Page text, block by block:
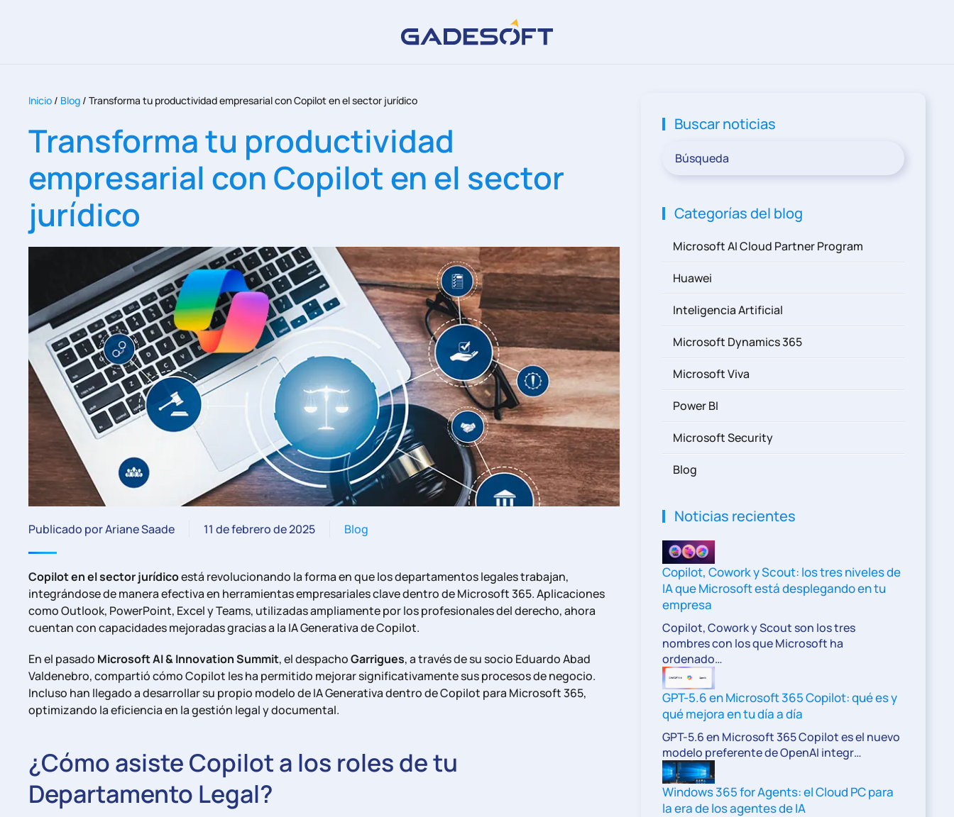
Inicio / Blog / Transforma tu productividad empresarial con Copilot en el sector jurídico
Transforma tu productividad
empresarial con Copilot en el sector
jurídico
Publicado por Ariane Saade 11 de febrero de 2025 Blog
Copilot en el sector jurídicoestá revolucionando la forma en que los departamentos legales trabajan,
integrándose de manera efectiva en herramientas empresariales clave dentro de Microsoft 365. Aplicaciones
como Outlook, PowerPoint, Excel y Teams, utilizadas ampliamente por los profesionales del derecho, ahora
cuentan con capacidades mejoradas gracias a la IA Generativa de Copilot.
En el pasado Microsoft AI & Innovation Summit, el despachoGarrigues, a través de su socio Eduardo Abad
Valdenebro, compartió cómo Copilot les ha permitido mejorar significativamente sus procesos de negocio.
Incluso han llegado a desarrollar su propio modelo de IA Generativa dentro de Copilot para Microsoft 365,
optimizando la eficiencia en la gestión legal y documental.
¿Cómo asiste Copilot a los roles de tu
Departamento Legal?
Buscar noticias
Categorías del blog
Microsoft AI Cloud Partner Program
Huawei
Inteligencia Artificial
Microsoft Dynamics 365
Microsoft Viva
Power BI
Microsoft Security
Blog
Noticias recientes
Copilot, Cowork y Scout: los tres niveles de
IA que Microsoft está desplegando en tu
empresa
Copilot, Cowork y Scout son los tres
nombres con los que Microsoft ha
ordenado…
GPT-5.6 en Microsoft 365 Copilot: qué es y
qué mejora en tu día a día
GPT-5.6 en Microsoft 365 Copilot es el nuevo
modelo preferente de OpenAI integr…
Windows 365 for Agents: el Cloud PC para
la era de los agentes de IA